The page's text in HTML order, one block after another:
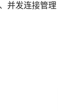
并发连接管理